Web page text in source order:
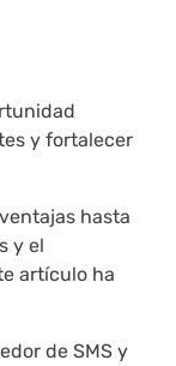
y fortalecer
hasta
y el
artículo ha
de SMS y